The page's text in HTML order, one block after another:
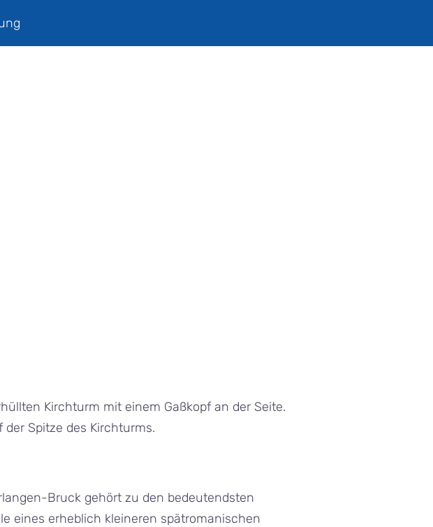
Kirchturm mit einem Gaßkopf an der Seite.
Spitze des Kirchturms.
Bruck gehört zu den bedeutendsten
eines erheblich kleineren spätromanischen